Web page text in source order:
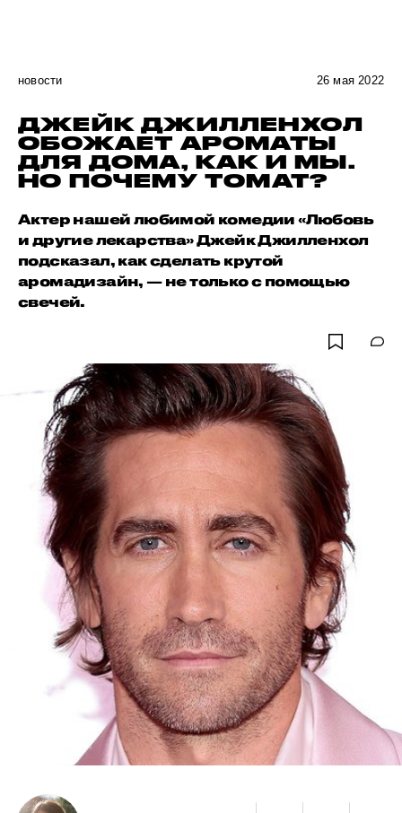
новости 26 мая 2022
ДЖЕЙК ДЖИЛЛЕНХОЛ
ОБОЖАЕТ АРОМАТЫ
ДЛЯ ДОМА, КАК И МЫ.
НО ПОЧЕМУ ТОМАТ?
Актер нашей любимой комедии «Любовь
и другие лекарства» Джейк Джилленхол
подсказал, как сделать крутой
аромадизайн, — не только с помощью
свечей.